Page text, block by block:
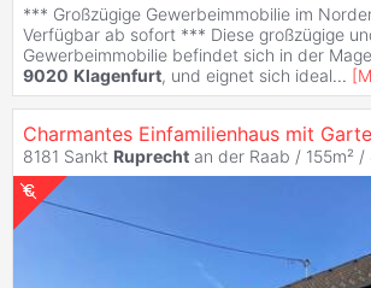
*** Großzügige Gewerbeimmobilie im
Verfügbar ab sofort *** Diese großzügige
Gewerbeimmobilie befindet sich in der
9020 Klagenfurt, und eignet sich ideal... [
8181 Sankt Ruprecht an der Raab / 155m² /